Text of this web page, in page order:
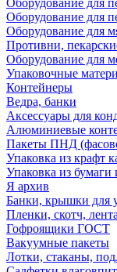
Оборудование для
Оборудование для
Оборудование для
Противни,
Оборудование для
Упаковочные
Контейнеры
Ведра, банки
Аксессуары для
Алюминиевые
Пакеты ПНД
Упаковка из крафт
Упаковка из бумаги
Я архив
Банки, крышки для
Пленки, скотч,
Гофроящики ГОСТ
Вакуумные пакеты
Лотки, стаканы,